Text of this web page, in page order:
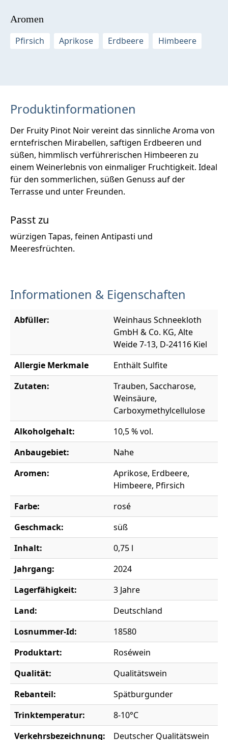
Aromen
Pfirsich
Aprikose Erdbeere Himbeere
Produktinformationen
Der Fruity Pinot Noir vereint das sinnliche Aroma von
erntefrischen Mirabellen, saftigen Erdbeeren und
süßen, himmlisch verführerischen Himbeeren zu
einem Weinerlebnis von einmaliger Fruchtigkeit. Ideal
für den sommerlichen, süßen Genuss auf der
Terrasse und unter Freunden.
Passt zu
würzigen Tapas, feinen Antipasti und
Meeresfrüchten.
Informationen & Eigenschaften
Abfüller:
Weinhaus Schneekloth
GmbH & Co. KG, Alte
Weide 7-13, D-24116 Kiel
Allergie Merkmale
Enthält Sulfite
Zutaten:
Trauben, Saccharose,
Weinsäure,
Carboxymethylcellulose
Alkoholgehalt:
10,5 % vol.
Anbaugebiet:
Nahe
Aromen:
Aprikose, Erdbeere,
Himbeere, Pfirsich
Farbe:
rosé
Geschmack:
süß
Inhalt:
0,75 l
Jahrgang:
2024
Lagerfähigkeit:
3 Jahre
Land:
Deutschland
Losnummer-Id:
18580
Produktart:
Roséwein
Qualität:
Qualitätswein
Rebanteil:
Spätburgunder
Trinktemperatur:
8-10°C
Verkehrsbezeichnung:
Deutscher Qualitätswein